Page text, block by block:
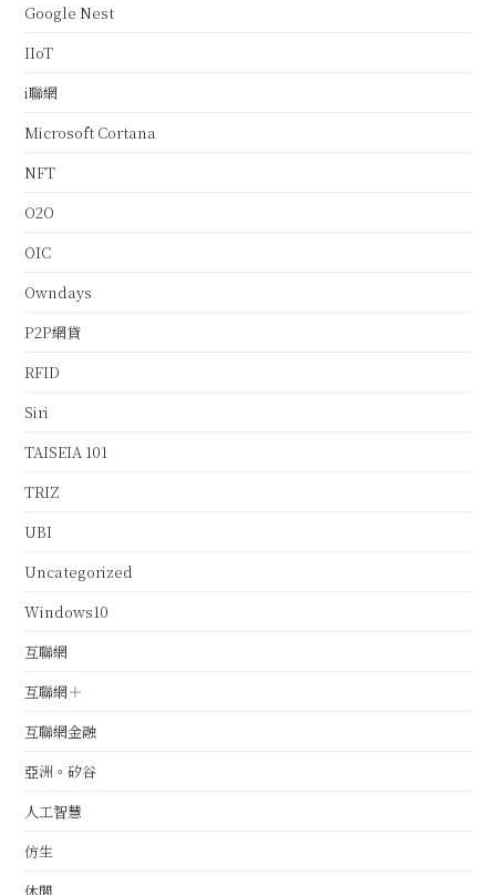
Google Nest
IIoT
i聯網
Microsoft Cortana
NFT
O2O
OIC
Owndays
P2P網貸
RFID
Siri
TAISEIA 101
TRIZ
UBI
Uncategorized
Windows10
互聯網
互聯網＋
互聯網金融
亞洲。矽谷
人工智慧
仿生
休閒